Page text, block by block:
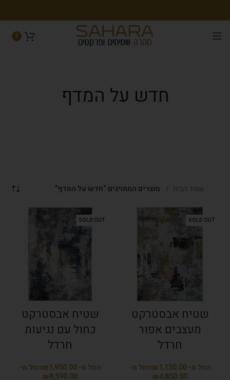
0
חדש על המדף
עמוד הבית מוצרים המתויגים “חדש על המדף”
SOLD OUT
שטיח אבסטרקט
מעצבים אפור
חרדל
₪
₪
SOLD OUT
שטיח אבסטרקט
כחול עם נגיעות
חרדל
₪
₪